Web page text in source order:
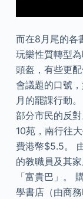
而在8月尾的各
玩樂性質轉型
頭盔，有些更
會議題的口號
月的罷課行動
部分市民的反
10苑，南行往
費港幣$5.5。
的教職員及其
「富貴巴」。
學書店（由商